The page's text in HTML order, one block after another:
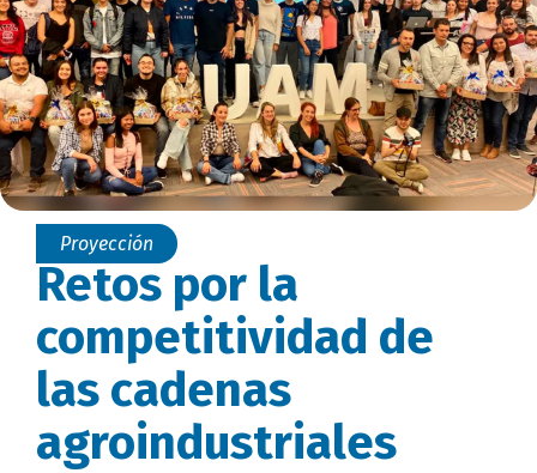
Proyección
Retos por la
competitividad de
las cadenas
agroindustriales